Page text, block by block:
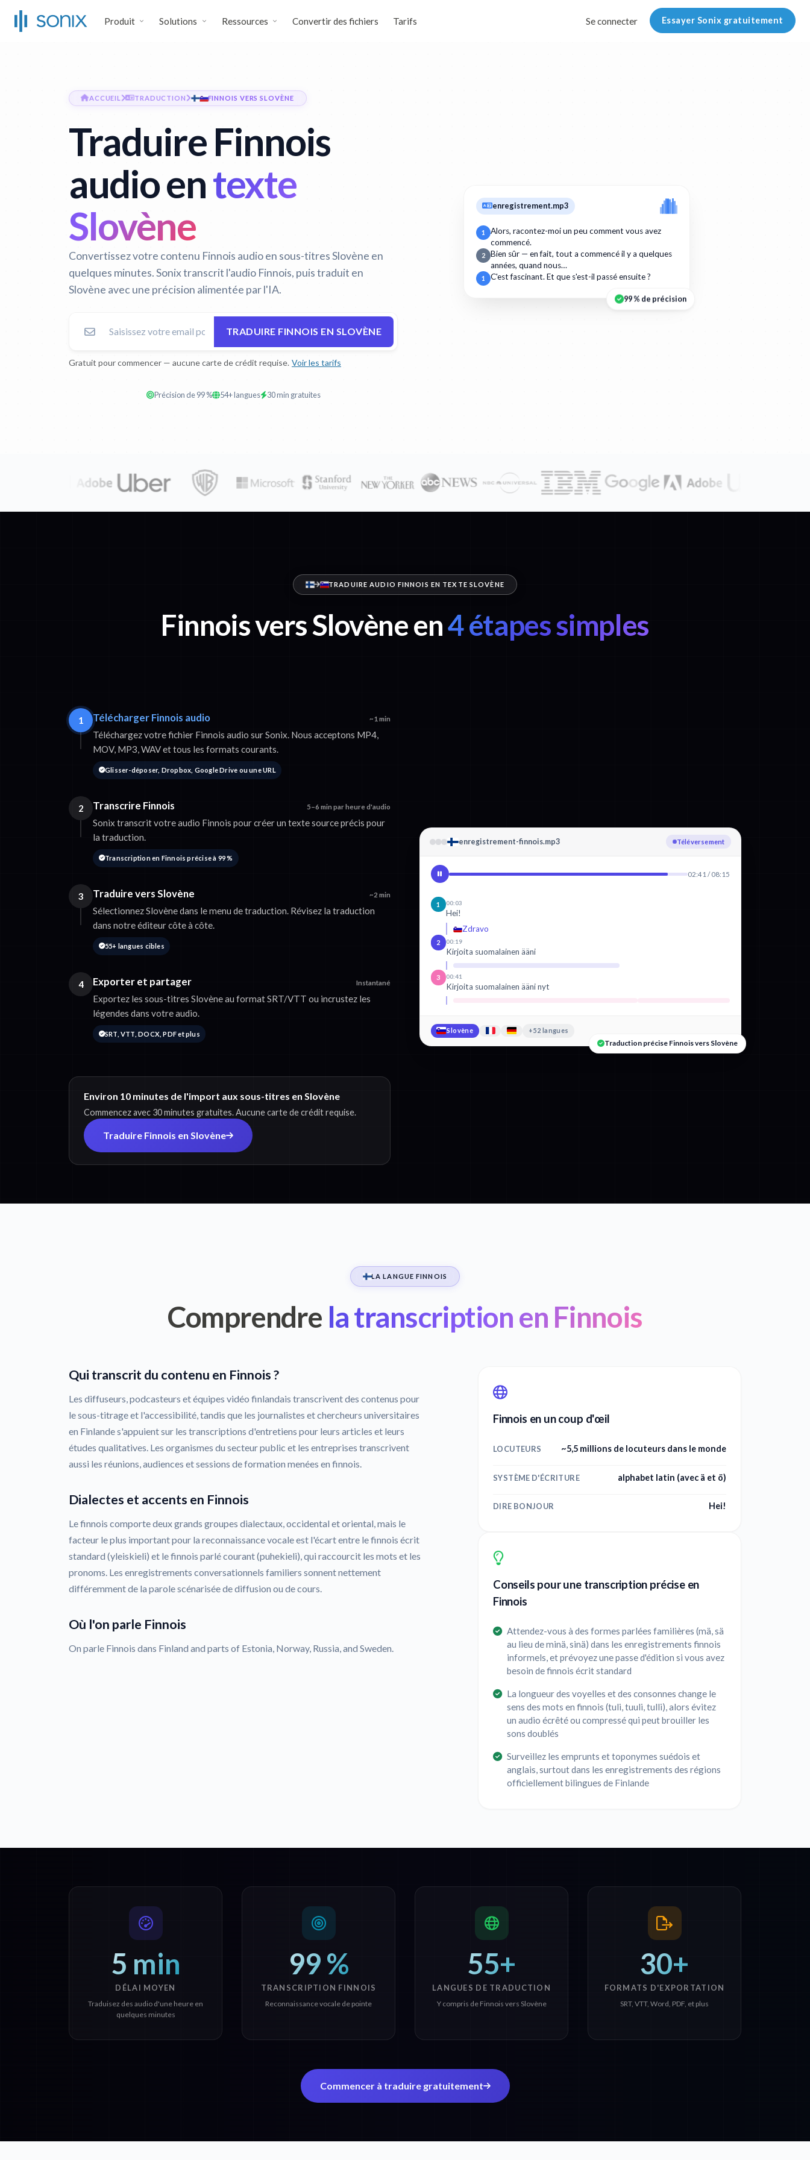
Produit Solutions Ressources Convertir des fichiers Tarifs Se connecter Essayer Sonix gratuitement
ACCUEIL TRADUCTION FINNOIS VERS SLOVÈNE
Traduire Finnois
audio entexte
Slovène
Convertissez votre contenu Finnois audio en sous-titres Slovène en
quelques minutes. Sonix transcrit l'audio Finnois, puis traduit en
Slovène avec une précision alimentée par l'IA.
TRADUIRE FINNOIS EN SLOVÈNE
Gratuit pour commencer — aucune carte de crédit requise. Voir les tarifs
Précision de 99 % 54+ langues 30 min gratuites
enregistrement.mp3
1
Alors, racontez-moi un peu comment vous avez
commencé.
2
Bien sûr — en fait, tout a commencé il y a quelques
années, quand nous…
1 C'est fascinant. Et que s'est-il passé ensuite ?
99 % de précision
TRADUIRE AUDIO FINNOIS EN TEXTE SLOVÈNE
Finnois vers Slovène en4 étapes simples
1 Télécharger Finnois audio ~1 min
Téléchargez votre fichier Finnois audio sur Sonix. Nous acceptons MP4,
MOV, MP3, WAV et tous les formats courants.
Glisser-déposer, Dropbox, Google Drive ou une URL
2 Transcrire Finnois 5–6 min par heure d'audio
Sonix transcrit votre audio Finnois pour créer un texte source précis pour
la traduction.
Transcription en Finnois précise à 99 %
3 Traduire vers Slovène ~2 min
Sélectionnez Slovène dans le menu de traduction. Révisez la traduction
dans notre éditeur côte à côte.
55+ langues cibles
4 Exporter et partager Instantané
Exportez les sous-titres Slovène au format SRT/VTT ou incrustez les
légendes dans votre audio.
SRT, VTT, DOCX, PDF et plus
Environ 10 minutes de l'import aux sous-titres en Slovène
Commencez avec 30 minutes gratuites. Aucune carte de crédit requise.
Traduire Finnois en Slovène
enregistrement-finnois.mp3 Transcription : Finnois
02:41 / 08:15
1 00:03
Hei!
Zdravo
2 00:19
Kirjoita suomalainen ääni
3 00:41
Kirjoita suomalainen ääni nyt
Slovène +52 langues
Traduction précise Finnois vers Slovène
LA LANGUE FINNOIS
Comprendre la transcription en Finnois
Qui transcrit du contenu en Finnois ?
Les diffuseurs, podcasteurs et équipes vidéo finlandais transcrivent des contenus pour
le sous-titrage et l'accessibilité, tandis que les journalistes et chercheurs universitaires
en Finlande s'appuient sur les transcriptions d'entretiens pour leurs articles et leurs
études qualitatives. Les organismes du secteur public et les entreprises transcrivent
aussi les réunions, audiences et sessions de formation menées en finnois.
Dialectes et accents en Finnois
Le finnois comporte deux grands groupes dialectaux, occidental et oriental, mais le
facteur le plus important pour la reconnaissance vocale est l'écart entre le finnois écrit
standard (yleiskieli) et le finnois parlé courant (puhekieli), qui raccourcit les mots et les
pronoms. Les enregistrements conversationnels familiers sonnent nettement
différemment de la parole scénarisée de diffusion ou de cours.
Où l'on parle Finnois
On parle Finnois dans Finland and parts of Estonia, Norway, Russia, and Sweden.
Finnois en un coup d'œil
LOCUTEURS ~5,5 millions de locuteurs dans le monde
SYSTÈME D'ÉCRITURE alphabet latin (avec ä et ö)
DIRE BONJOUR Hei!
Conseils pour une transcription précise en
Finnois
Attendez-vous à des formes parlées familières (mä, sä
au lieu de minä, sinä) dans les enregistrements finnois
informels, et prévoyez une passe d'édition si vous avez
besoin de finnois écrit standard
La longueur des voyelles et des consonnes change le
sens des mots en finnois (tuli, tuuli, tulli), alors évitez
un audio écrêté ou compressé qui peut brouiller les
sons doublés
Surveillez les emprunts et toponymes suédois et
anglais, surtout dans les enregistrements des régions
officiellement bilingues de Finlande
5 min
DÉLAI MOYEN
Traduisez des audio d'une heure en
quelques minutes
99 %
TRANSCRIPTION FINNOIS
Reconnaissance vocale de pointe
55+
LANGUES DE TRADUCTION
Y compris de Finnois vers Slovène
30+
FORMATS D'EXPORTATION
SRT, VTT, Word, PDF, et plus
Commencer à traduire gratuitement